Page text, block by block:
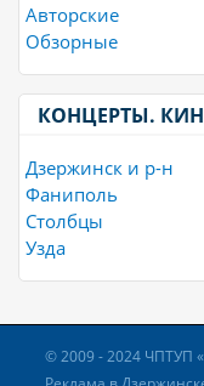
Авторские
Обзорные
КОНЦЕРТЫ.
Дзержинск и р-н
Фаниполь
Столбцы
Узда
© 2009 - 2024 ЧПТУП «